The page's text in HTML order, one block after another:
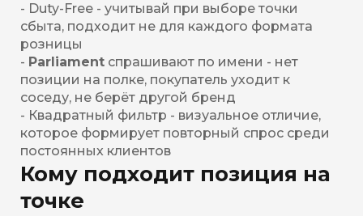
- Duty-Free - учитывай при выборе точки
сбыта, подходит не для каждого формата
розницы
- Parliament спрашивают по имени - нет
позиции на полке, покупатель уходит к
соседу, не берёт другой бренд
- Квадратный фильтр - визуальное отличие,
которое формирует повторный спрос среди
постоянных клиентов
Кому подходит позиция на
точке